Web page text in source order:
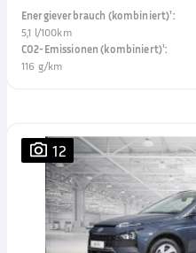
Energieverbrauch (kombiniert)¹:
5,1 l/100km
CO2-Emissionen (kombiniert)¹:
116 g/km
12